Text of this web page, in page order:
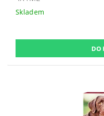
Skladem